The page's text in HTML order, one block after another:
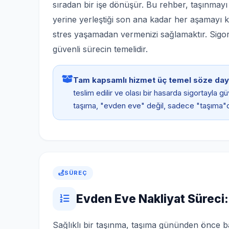
sıradan bir işe dönüşür. Bu rehber,
yerine yerleştiği son ana kadar her aşamayı
stres yaşamadan vermenizi sağlamaktır.
güvenli sürecin temelidir.
Tam kapsamlı hizmet üç temel söze
teslim edilir ve olası bir hasarda sigortayla
taşıma, "evden eve" değil, sadece
SÜREÇ
Evden Eve Nakliyat
Sağlıklı bir taşınma, taşıma gününden